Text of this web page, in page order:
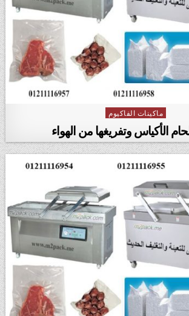
Posted in
ماكينات الفاكيوم
الأكياس وتفريغها من الهواء